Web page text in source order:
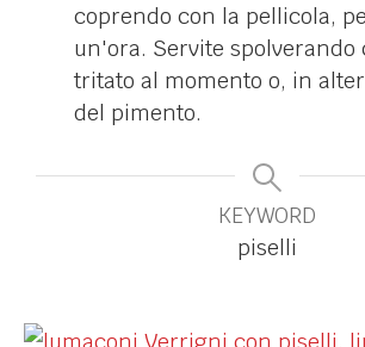
coprendo con la pellicola,
un'ora. Servite spolverando
tritato al momento o, in
del pimento.
KEYWORD
piselli